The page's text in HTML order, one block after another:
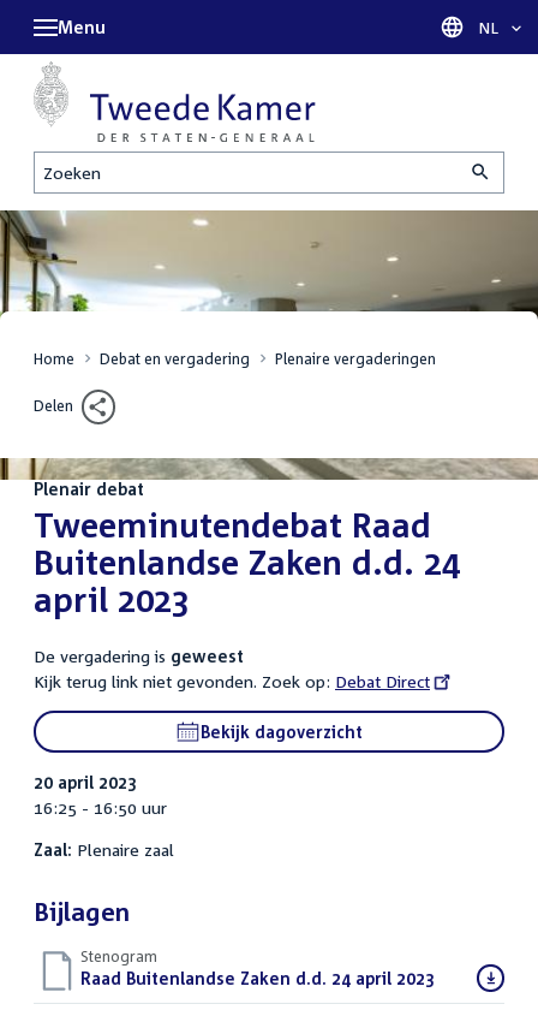
Zoeken
Menu Taal
NL
Home Debat en vergadering Plenaire vergaderingen
Delen
Plenair debat
:Tweeminutendebat Raad
Buitenlandse Zaken d.d. 24
april 2023
De vergadering is geweest
Kijk terug link niet gevonden. Zoek op: External
link:
Debat Direct
Bekijk dagoverzicht
20 april 2023
16:25 - 16:50 uur
Zaal: Plenaire zaal
Bijlagen
Stenogram
Download
bestand:
Raad Buitenlandse Zaken d.d. 24 april 2023